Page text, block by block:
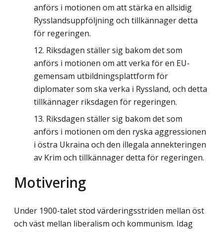
anförs i motionen om att stärka en allsidig
Rysslandsuppföljning och tillkännager detta
för regeringen.
Riksdagen ställer sig bakom det som
anförs i motionen om att verka för en EU-
gemensam utbildningsplattform för
diplomater som ska verka i Ryssland, och detta
tillkännager riksdagen för regeringen.
Riksdagen ställer sig bakom det som
anförs i motionen om den ryska aggressionen
i östra Ukraina och den illegala annekteringen
av Krim och tillkännager detta för regeringen.
Motivering
Under 1900-talet stod värderingsstriden mellan öst
och väst mellan liberalism och kommunism. Idag